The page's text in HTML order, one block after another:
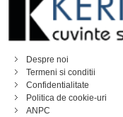
Despre noi
Termeni si conditii
Confidentialitate
Politica de cookie-uri
ANPC